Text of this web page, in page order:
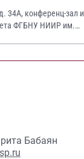
34А, конференц-зал и
ФГБНУ НИИР им.
Бабаян